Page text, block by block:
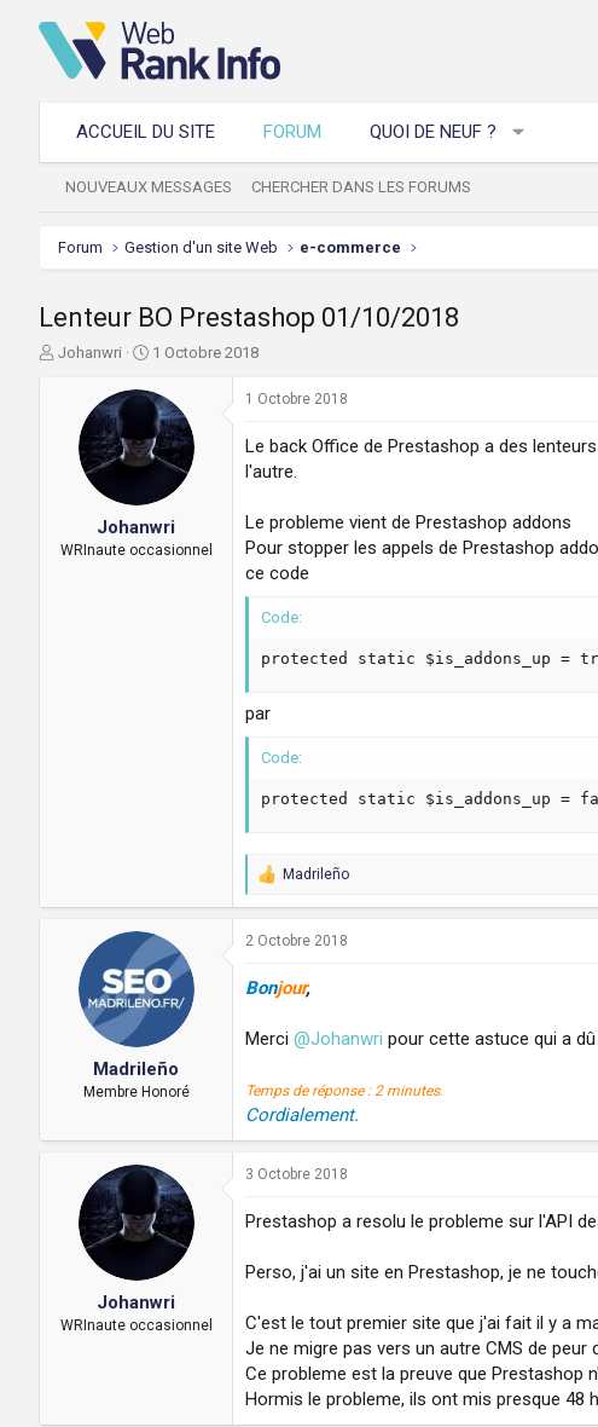
ACCUEIL DU SITE FORUM QUOI DE NEUF ?
NOUVEAUX MESSAGES CHERCHER DANS LES FORUMS
Forum Gestion d'un site Web e-commerce
Lenteur BO Prestashop 01/10/2018
A
a
Johanwri
D
t
e
d
e
é
b
u
1 Octobre 2018
Johanwri
WRInaute occasionnel
1 Octobre 2018
Le back Office de Prestashop a des
l'autre.
Le probleme vient de Prestashop addons
Pour stopper les appels de Prestashop
ce code
Code:
protected static $is_addons_up =
par
Code:
protected static $is_addons_up =
R
c
i
o
s
Madrileño
Madrileño
Membre Honoré
2 Octobre 2018
Bonjour,
Merci @Johanwri pour cette astuce qui a
Temps de réponse : 2 minutes.
Cordialement.
Johanwri
WRInaute occasionnel
3 Octobre 2018
Prestashop a resolu le probleme sur l'API
Perso, j'ai un site en Prestashop, je ne
C'est le tout premier site que j'ai fait il y a
Je ne migre pas vers un autre CMS de
Ce probleme est la preuve que
Hormis le probleme, ils ont mis presque 48